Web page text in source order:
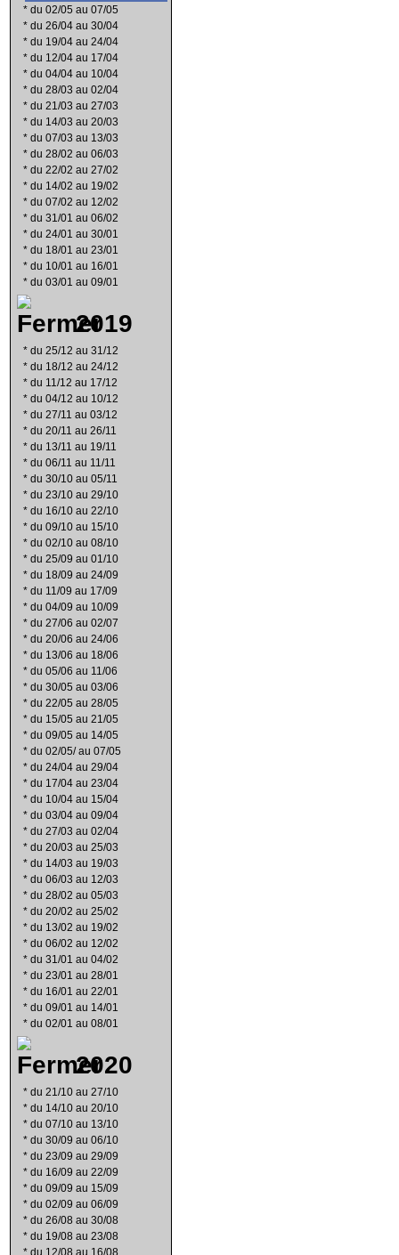
* du 02/05 au 07/05
* du 26/04 au 30/04
* du 19/04 au 24/04
* du 12/04 au 17/04
* du 04/04 au 10/04
* du 28/03 au 02/04
* du 21/03 au 27/03
* du 14/03 au 20/03
* du 07/03 au 13/03
* du 28/02 au 06/03
* du 22/02 au 27/02
* du 14/02 au 19/02
* du 07/02 au 12/02
* du 31/01 au 06/02
* du 24/01 au 30/01
* du 18/01 au 23/01
* du 10/01 au 16/01
* du 03/01 au 09/01
2019
* du 25/12 au 31/12
* du 18/12 au 24/12
* du 11/12 au 17/12
* du 04/12 au 10/12
* du 27/11 au 03/12
* du 20/11 au 26/11
* du 13/11 au 19/11
* du 06/11 au 11/11
* du 30/10 au 05/11
* du 23/10 au 29/10
* du 16/10 au 22/10
* du 09/10 au 15/10
* du 02/10 au 08/10
* du 25/09 au 01/10
* du 18/09 au 24/09
* du 11/09 au 17/09
* du 04/09 au 10/09
* du 27/06 au 02/07
* du 20/06 au 24/06
* du 13/06 au 18/06
* du 05/06 au 11/06
* du 30/05 au 03/06
* du 22/05 au 28/05
* du 15/05 au 21/05
* du 09/05 au 14/05
* du 02/05/ au 07/05
* du 24/04 au 29/04
* du 17/04 au 23/04
* du 10/04 au 15/04
* du 03/04 au 09/04
* du 27/03 au 02/04
* du 20/03 au 25/03
* du 14/03 au 19/03
* du 06/03 au 12/03
* du 28/02 au 05/03
* du 20/02 au 25/02
* du 13/02 au 19/02
* du 06/02 au 12/02
* du 31/01 au 04/02
* du 23/01 au 28/01
* du 16/01 au 22/01
* du 09/01 au 14/01
* du 02/01 au 08/01
2020
* du 21/10 au 27/10
* du 14/10 au 20/10
* du 07/10 au 13/10
* du 30/09 au 06/10
* du 23/09 au 29/09
* du 16/09 au 22/09
* du 09/09 au 15/09
* du 02/09 au 06/09
* du 26/08 au 30/08
* du 19/08 au 23/08
* du 12/08 au 16/08